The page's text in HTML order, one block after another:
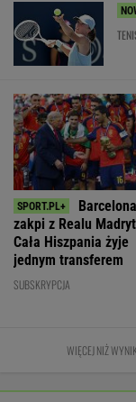
Barcelona
zakpi z Realu
Cała Hiszpania żyje
jednym transferem
SUBSKRYPCJA
WIĘCEJ NIŻ